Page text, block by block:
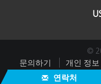
색상 공간
Color iMatch Users
Accessing iQC / iMatch
Evaluate Color on Small
Samples
치장벽토, 비닐 사이
등 자재 불문하고 X-
하고 평가하는 데 필
©
문의하기
개인 정보
임프린트
이용약관
연락처